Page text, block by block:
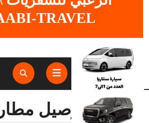
TRAVEL
Open
Button
الوسم:توصيل